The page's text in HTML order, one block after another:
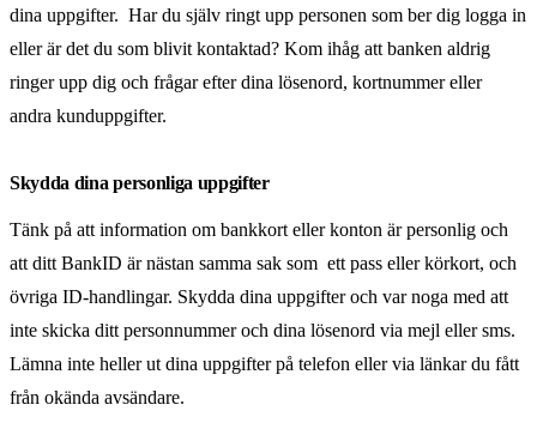
dina uppgifter. Har du själv ringt upp personen som ber dig logga in
eller är det du som blivit kontaktad? Kom ihåg att banken aldrig
ringer upp dig och frågar efter dina lösenord, kortnummer eller
andra kunduppgifter.
Skydda dina personliga uppgifter
Tänk på att information om bankkort eller konton är personlig och
att ditt BankID är nästan samma sak som ett pass eller körkort, och
övriga ID-handlingar. Skydda dina uppgifter och var noga med att
inte skicka ditt personnummer och dina lösenord via mejl eller sms.
Lämna inte heller ut dina uppgifter på telefon eller via länkar du fått
från okända avsändare.